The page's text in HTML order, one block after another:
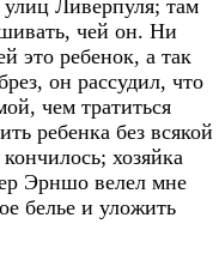
Ливерпуля; там
чей он. Ни
это ребенок, а так
он рассудил, что
чем тратиться
ребенка без всякой
хозяйка
Эрншо велел мне
белье и уложить